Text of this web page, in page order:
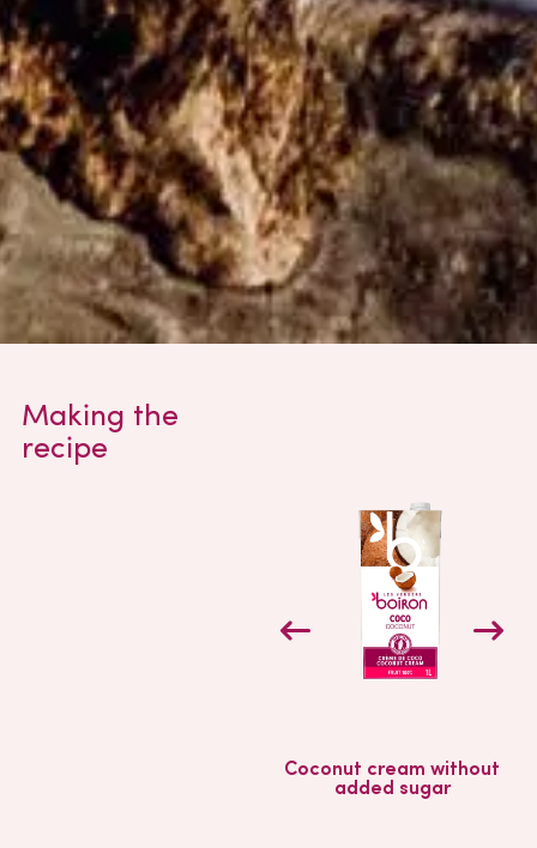
Making the
recipe
Coconut cream without
added sugar